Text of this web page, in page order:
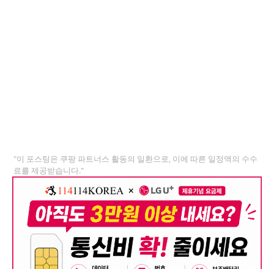
"이 포스팅은 쿠팡 파트너스 활동의 일환으로, 이에 따른 일정액의 수수
료를 제공받습니다."